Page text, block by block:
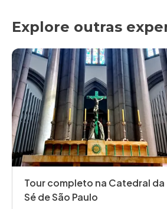
Explore outras
Tour completo na Catedral da
Sé de São Paulo